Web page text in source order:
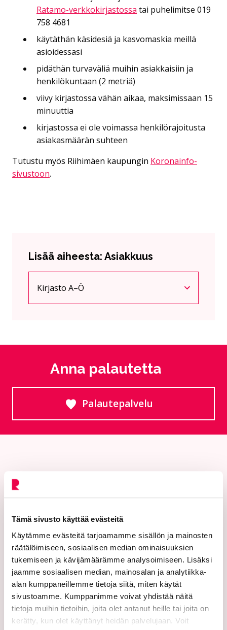
Tämä sivusto käyttää evästeitä
Käytämme evästeitä tarjoamamme sisällön ja mainosten
räätälöimiseen, sosiaalisen median ominaisuuksien
tukemiseen ja kävijämäärämme analysoimiseen. Lisäksi
jaamme sosiaalisen median, mainosalan ja analytiikka-
alan kumppaneillemme tietoja siitä, miten käytät
sivustoamme. Kumppanimme voivat yhdistää näitä
tietoja muihin tietoihin, joita olet antanut heille tai joita on
kerätty, kun olet käyttänyt heidän palvelujaan. Voit
Ratamo-verkkokirjastossa tai puhelimitse 019
758 4681
käytäthän käsidesiä ja kasvomaskia meillä
asioidessasi
pidäthän turvaväliä muihin asiakkaisiin ja
henkilökuntaan (2 metriä)
viivy kirjastossa vähän aikaa, maksimissaan 15
minuuttia
kirjastossa ei ole voimassa henkilörajoitusta
asiakasmäärän suhteen
Tutustu myös Riihimäen kaupungin Koronainfo-
sivustoon.
Lisää aiheesta: Asiakkuus
Nykyinen sivu
Kirjasto A–Ö
Klikkaa käyttääksesi valikkoa
Anna palautetta
Palautepalvelu
Siirtyy ulkoiselle
Riihimäen kaupunki
PL 125 (Eteläinen Asemakatu 2)
11101 Riihimäki
Vaihde: 019 758 4000
Sähköpostiosoitteet: